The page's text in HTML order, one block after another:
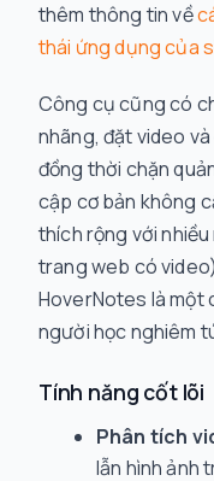
thêm thông tin về
thái ứng dụng của
Công cụ cũng có
nhãng, đặt video
đồng thời chặn
cập cơ bản không
thích rộng với
trang web có
HoverNotes là một
người học nghiêm
Tính năng cốt lõi
Phân tích
lẫn hình ảnh